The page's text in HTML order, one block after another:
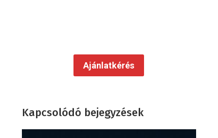
Ajánlatkérés
Kapcsolódó bejegyzések